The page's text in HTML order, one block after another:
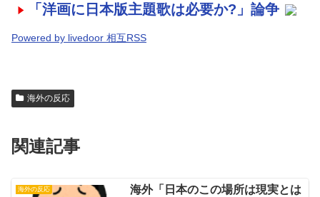
「洋画に日本版主題歌は必要か?」論争
Powered by livedoor 相互RSS
海外の反応
関連記事
海外の反応
海外「日本のこの場所は現実とは